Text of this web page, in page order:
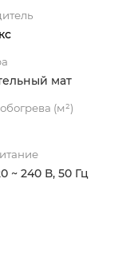
мат
(м²)
~ 240 В, 50 Гц